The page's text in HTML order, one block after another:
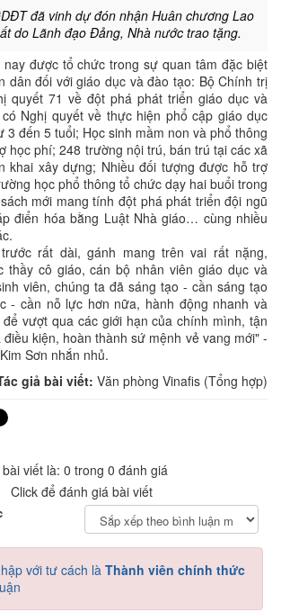
đã vinh dự đón nhận Huân chương Lao
do Lãnh đạo Đảng, Nhà nước trao tặng.
nay được tổ chức trong sự quan tâm đặc biệt
dân đối với giáo dục và đào tạo: Bộ Chính trị
quyết 71 về đột phá phát triển giáo dục và
Nghị quyết về thực hiện phổ cập giáo dục
3 đến 5 tuổi; Học sinh mầm non và phổ thông
học phí; 248 trường nội trú, bán trú tại các xã
khai xây dựng; Nhiều đối tượng được hỗ trợ
học phổ thông tổ chức dạy hai buổi trong
mới mang tính đột phá phát triển đội ngũ
điển hóa bằng Luật Nhà giáo… cùng nhiều
rất dài, gánh mang trên vai rất nặng,
thầy cô giáo, cán bộ nhân viên giáo dục và
viên, chúng ta đã sáng tạo - cần sáng tạo
- cần nỗ lực hơn nữa, hành động nhanh và
vượt qua các giới hạn của chính mình, tận
kiện, hoàn thành sứ mệnh vẻ vang mới" -
Sơn nhắn nhủ.
giả bài viết: Văn phòng Vinafis (Tổng hợp)
viết là: 0 trong 0 đánh giá
Click để đánh giá bài viết
với tư cách làThành viên chính thức